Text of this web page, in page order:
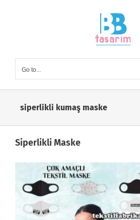
Go to...
siperlikli kumaş maske
Siperlikli Maske